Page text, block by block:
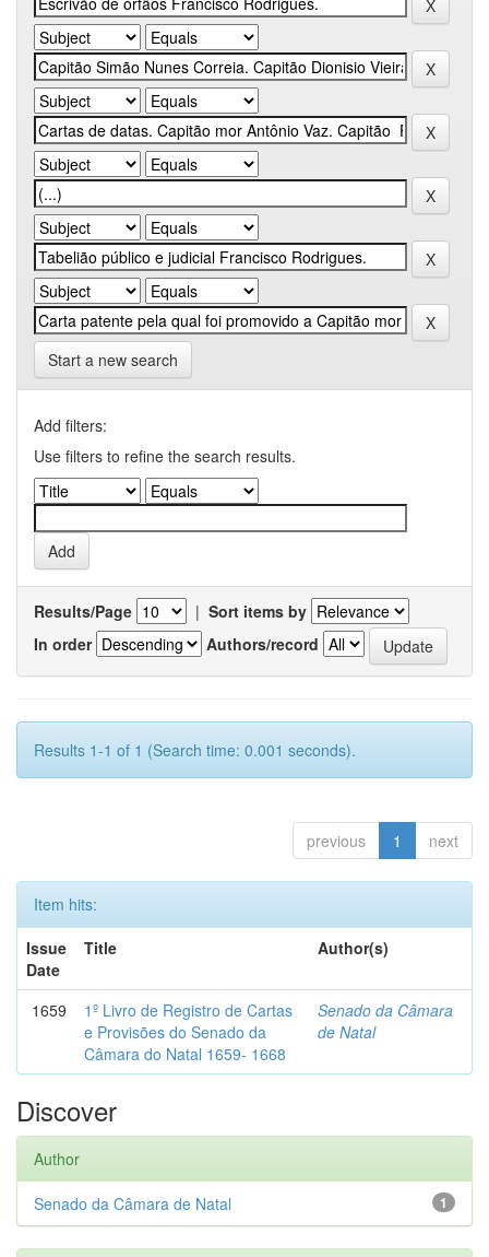
Start a new search
Add filters:
Use filters to refine the search results.
Results/Page | Sort items by
In order
Authors/record
Results 1-1 of 1 (Search time: 0.001 seconds).
previous 1 next
Item hits:
Issue
Date
Title Author(s)
1659
1º Livro de Registro de Cartas
e Provisões do Senado da
Câmara do Natal 1659- 1668
Senado da Câmara
de Natal
Discover
Author
1
Senado da Câmara de Natal